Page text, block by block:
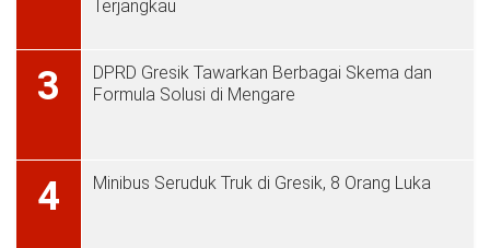
Terjangkau
3
DPRD Gresik Tawarkan Berbagai Skema dan
Formula Solusi di Mengare
4 Minibus Seruduk Truk di Gresik, 8 Orang Luka